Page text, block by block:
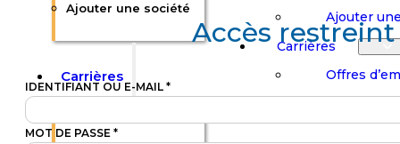
Votre panier est vide.
Boutique
Panier
Boutique
Ajouter une société
Carrières
Ajouter
Carrières
Offres
Accès restreint
IDENTIFIANT OU E-MAIL *
MOT DE PASSE *